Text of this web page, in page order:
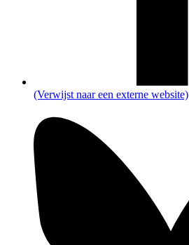
(Verwijst naar een externe website)